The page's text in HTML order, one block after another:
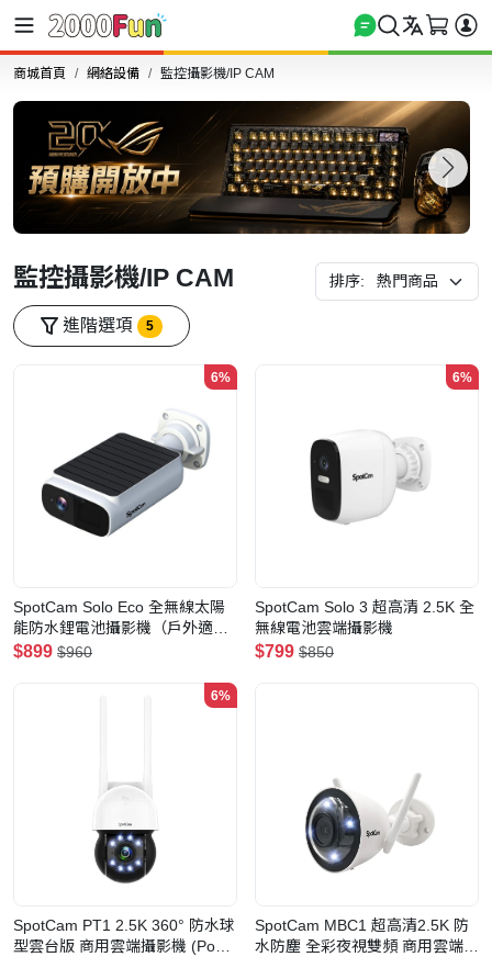
商城首頁 網絡設備 監控攝影機/IP CAM
監控攝影機/IP CAM 排序:
進階選項 5
6%
SpotCam Solo Eco 全無線太陽
能防水鋰電池攝影機（戶外適
用）
$899 $960
6%
SpotCam Solo 3 超高清 2.5K 全
無線電池雲端攝影機
$799 $850
6%
SpotCam PT1 2.5K 360° 防水球
型雲台版 商用雲端攝影機 (PoE
SpotCam MBC1 超高清2.5K 防
水防塵 全彩夜視雙頻 商用雲端攝